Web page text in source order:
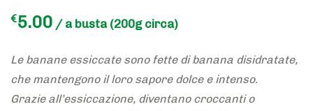
€5.00 / a busta(200g
Le banane essiccate sono fette di banana disidratate,
che mantengono il loro sapore dolce e intenso.
Grazie all’essiccazione, diventano croccanti o